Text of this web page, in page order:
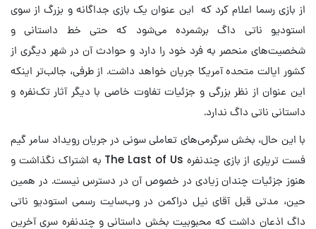
از بازی رسما اعلام کرد که این عنوان یک بازی جداگانه و بزرگ از سوی
استودیو ناتی داگ برشمرده می‌شود که حتی خط داستانی و
شخصیت‌های منحصر به فرد خود را دارد و حوادث آن در شهر دیگری از
کشور ایالت متحده آمریکا جریان خواهد داشت. از طرفی، جالب‌تر اینکه
این عنوان از نظر بزرگی و جزئیات تفاوت خاصی با دیگر آثار تک‌نفره و
داستانی ناتی داگ ندارد.
با این حال، بخش سرگرمی‌های تعاملی سونی در جریان رویداد سامر گیم
فست تریلری از بازی چندنفره The Last of Us به اشتراک نگذاشت و
هنوز جزئیات چندان زیادی در خصوص آن در دسترس نیست. در همین
حین، مدتی قبل آقای نیل دراکمن در وب‌سایت رسمی استودیو ناتی
داگ اذعان داشت که محبوبیت بخش داستانی و چندنفره سری آخرین